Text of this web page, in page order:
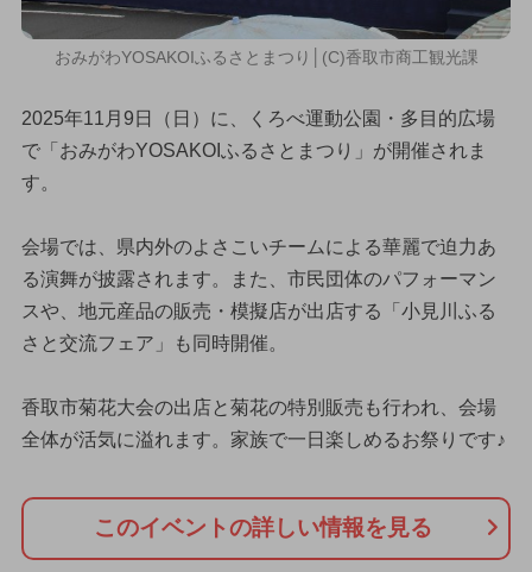
おみがわYOSAKOIふるさとまつり│(C)香取市商工観光課
2025年11月9日（日）に、くろべ運動公園・多目的広場
で「おみがわYOSAKOIふるさとまつり」が開催されま
す。
会場では、県内外のよさこいチームによる華麗で迫力あ
る演舞が披露されます。また、市民団体のパフォーマン
スや、地元産品の販売・模擬店が出店する「小見川ふる
さと交流フェア」も同時開催。
香取市菊花大会の出店と菊花の特別販売も行われ、会場
全体が活気に溢れます。家族で一日楽しめるお祭りです♪
このイベントの詳しい情報を見る